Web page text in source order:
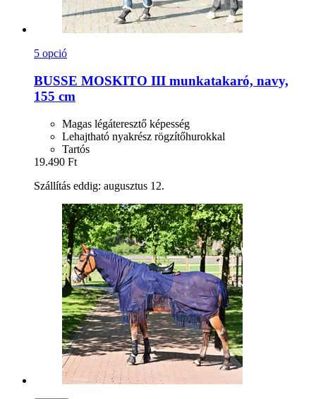
5 opció
BUSSE MOSKITO III munkatakaró, navy,
155 cm
Magas légáteresztő képesség
Lehajtható nyakrész rögzítőhurokkal
Tartós
19.490 Ft
Szállítás eddig: augusztus 12.